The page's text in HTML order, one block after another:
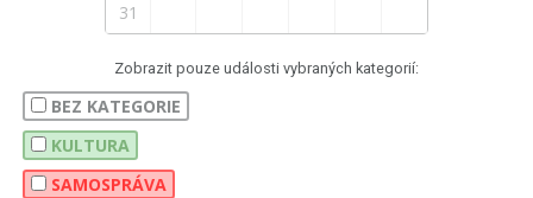
31
Zobrazit pouze události vybraných kategorií:
BEZ KATEGORIE
KULTURA
SAMOSPRÁVA